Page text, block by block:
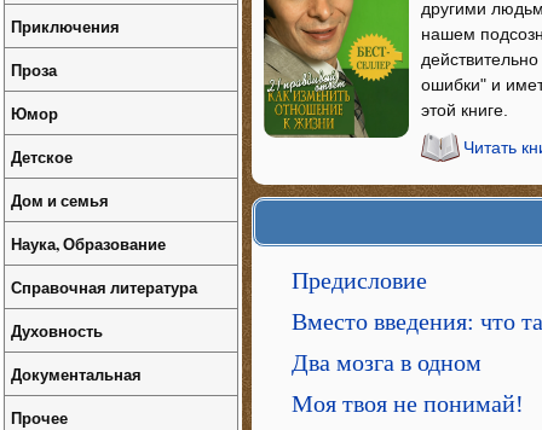
другими
нашем
ошибки" и
этой книге.
Читать
Предисловие
Вместо введения: что
Два мозга в одном
Моя твоя не понимай!
Приключения
Проза
Юмор
Детское
Дом и семья
Наука, Образование
Справочная литература
Духовность
Документальная
Прочее